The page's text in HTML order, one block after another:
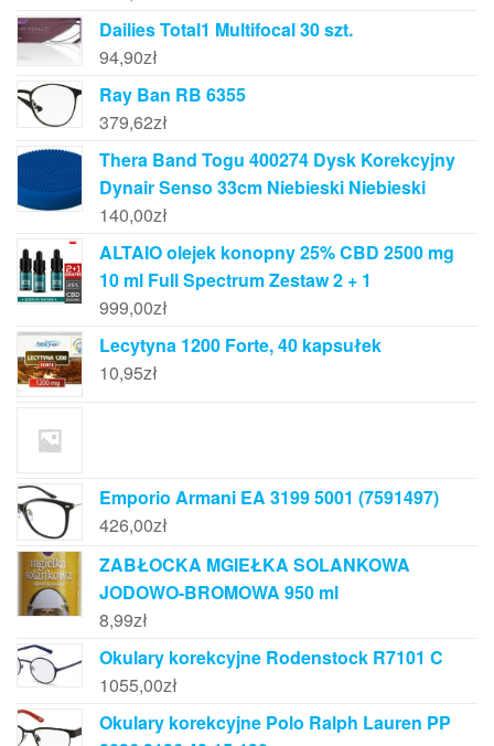
Dailies Total1 Multifocal 30 szt.
94,90zł
Ray Ban RB 6355
379,62zł
Thera Band Togu 400274 Dysk Korekcyjny
Dynair Senso 33cm Niebieski Niebieski
140,00zł
ALTAIO olejek konopny 25% CBD 2500 mg
10 ml Full Spectrum Zestaw 2 + 1
999,00zł
Lecytyna 1200 Forte, 40 kapsułek
10,95zł
Emporio Armani EA 3199 5001 (7591497)
426,00zł
ZABŁOCKA MGIEŁKA SOLANKOWA
JODOWO-BROMOWA 950 ml
8,99zł
Okulary korekcyjne Rodenstock R7101 C
1055,00zł
Okulary korekcyjne Polo Ralph Lauren PP